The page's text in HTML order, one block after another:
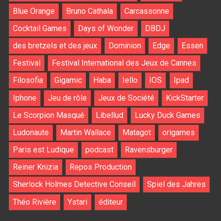
Blue Orange
Bruno Cathala
Carcassonne
Cocktail Games
Days of Wonder
DBDJ
des bretzels et des jeux
Dominion Edge
Essen
Festival
Festival International des Jeux de Cannes
Filosofia
Gigamic Haba Iello IOS
Ipad
Iphone
Jeu de rôle Jeux de Société
KickStarter
Le Scorpion Masqué
Libellud
Lucky Duck Games
Ludonaute
Martin Wallace Matagot
origames
Paris est Ludique
podcast
Ravensburger
Reiner Knizia
Repos Production
Sherlock Holmes Detective Conseil
Spiel des Jahres
Théo Rivière
Ystari éditeur